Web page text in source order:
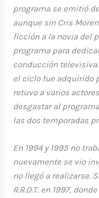
programa se emitió
aunque sin Cris
ficción a la novia del
programa para
conducción
el ciclo fue adquirido
retuvo a varios
desgastar al
las dos temporadas
En 1994 y 1995 no
nuevamente se vio
no llegó a realizarse.
R.R.D.T. en 1997,